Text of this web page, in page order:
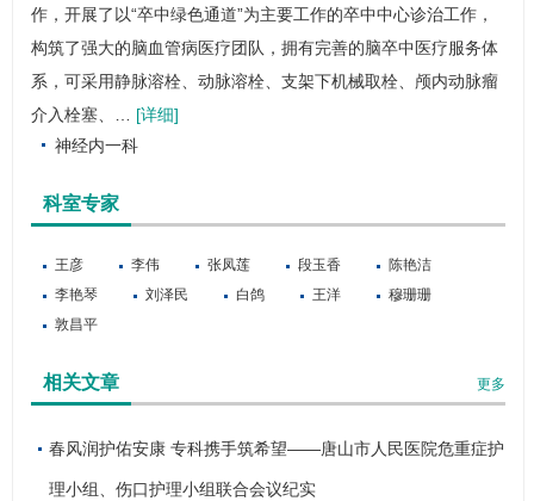
作，开展了以“卒中绿色通道”为主要工作的卒中中心诊治工作，
构筑了强大的脑血管病医疗团队，拥有完善的脑卒中医疗服务体
系，可采用静脉溶栓、动脉溶栓、支架下机械取栓、颅内动脉瘤
介入栓塞、… [详细]
神经内一科
科室专家
王彦 李伟 张凤莲 段玉香
陈艳洁
李艳琴
刘泽民 白鸽 王洋
穆珊珊
敦昌平
更多
相关文章
春风润护佑安康 专科携手筑希望——唐山市人民医院危重症护
理小组、伤口护理小组联合会议纪实